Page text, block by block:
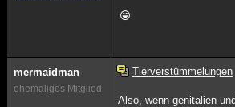
mermaidman
ehemaliges Mitglied
Tierverstümmelungen
Also, wenn genitalien